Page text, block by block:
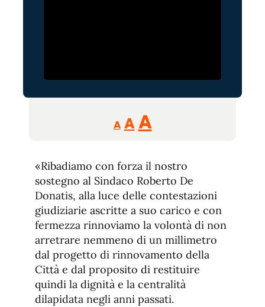
A
Reducir
tamaño
A Restablecer
de
fuente
AAumentar
de
fuente.
«Ribadiamo con forza il nostro
sostegno al Sindaco Roberto De
Donatis, alla luce delle contestazioni
giudiziarie ascritte a suo carico e con
fermezza rinnoviamo la volontà di non
arretrare nemmeno di un millimetro
dal progetto di rinnovamento della
Città e dal proposito di restituire
quindi la dignità e la centralità
dilapidata negli anni passati.